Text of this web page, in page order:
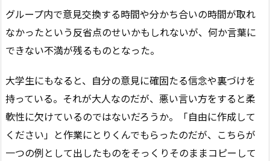
グループ内で意見交換する時間や分かち合いの時間が取れ
なかったという反省点のせいかもしれないが、何か言葉に
できない不満が残るものとなった。
大学生にもなると、自分の意見に確固たる信念や裏づけを
持っている。それが大人なのだが、悪い言い方をすると柔
軟性に欠けているのではないだろうか。「自由に作成して
ください」と作業にとりくんでもらったのだが、こちらが
一つの例として出したものをそっくりそのままコピーして